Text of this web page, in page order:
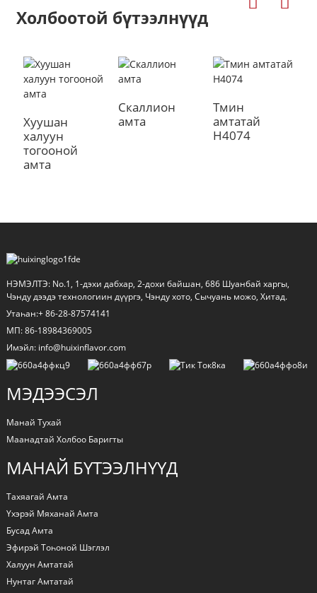
Холбоотой бүтээлнүүд
Хуушан
халуун
тогооной
амта
Скаллион
амта
Тмин
амтатай
H4074
НЭМЭЛТЭ: No.1, 1-дэхи дабхар, 2-дохи байшан, 686 Шуанбай харгы,
Чэнду дээдэ технологиин дүүргэ, Чэнду хото, Сычуань можо, Хитад.
Утаһан:+ 86-28-87574141
МП: 86-18984369005
Имэйл: info@huixinflavor.com
МЭДЭЭСЭЛ
Манай Тухай
Маанадтай Холбоо Баригты
МАНАЙ БҮТЭЭЛНҮҮД
Тахяагай Амта
Үхэрэй Мяханай Амта
Бусад Амта
Эфирэй Тоһоной Шэглэл
Халуун Амтатай
Нунтаг Амтатай